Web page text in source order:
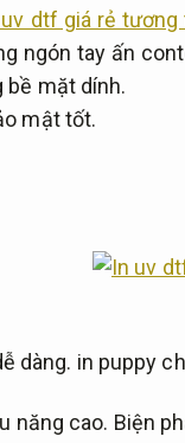
dtf giá rẻ
ngón tay ấn
bề mặt dính.
mật tốt.
dàng. in puppy
năng cao. Biện